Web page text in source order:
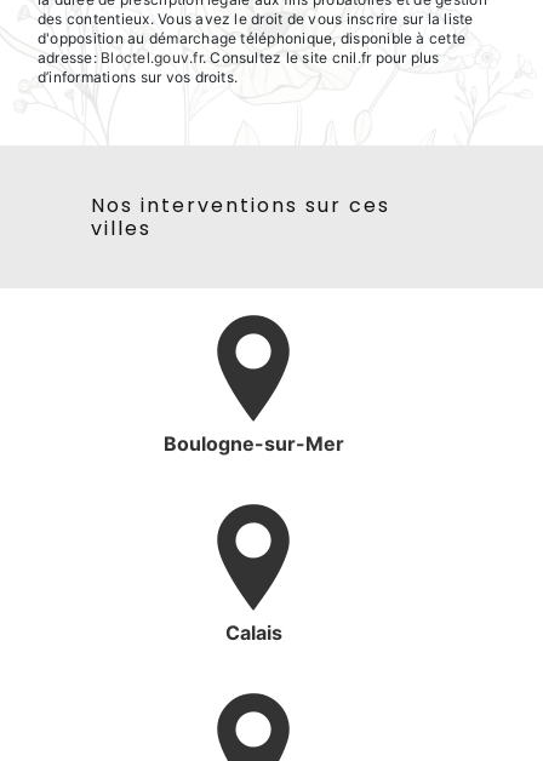
des contentieux. Vous avez le droit de vous inscrire sur la liste
d'opposition au démarchage téléphonique, disponible à cette
adresse: Bloctel.gouv.fr. Consultez le site cnil.fr pour plus
d’informations sur vos droits.
Nos interventions sur ces
villes
Boulogne-sur-Mer
Calais